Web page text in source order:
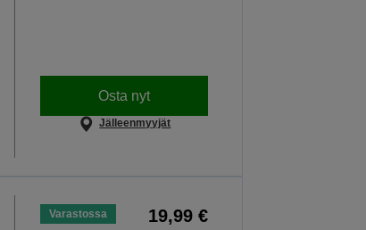
Osta nyt
Jälleenmyyjät
Varastossa 19,99 €